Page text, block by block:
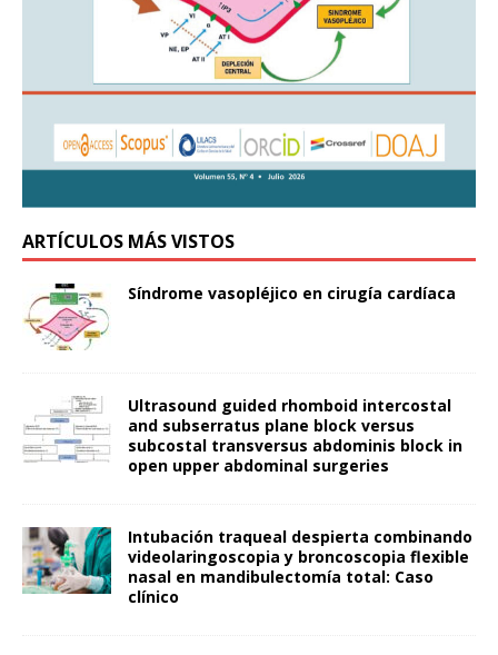
ARTÍCULOS MÁS VISTOS
Síndrome vasopléjico en cirugía cardíaca
Ultrasound guided rhomboid intercostal
and subserratus plane block versus
subcostal transversus abdominis block in
open upper abdominal surgeries
Intubación traqueal despierta combinando
videolaringoscopia y broncoscopia flexible
nasal en mandibulectomía total: Caso
clínico